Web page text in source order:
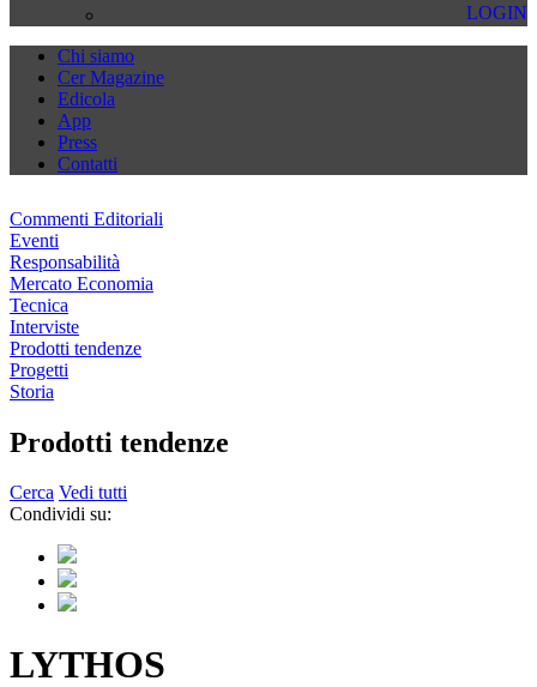
LOGIN
Chi siamo
Cer Magazine
Edicola
App
Press
Contatti
Commenti Editoriali
Eventi
Responsabilità
Mercato Economia
Tecnica
Interviste
Prodotti tendenze
Progetti
Storia
Prodotti tendenze
Cerca Vedi tutti
Condividi su:
LYTHOS